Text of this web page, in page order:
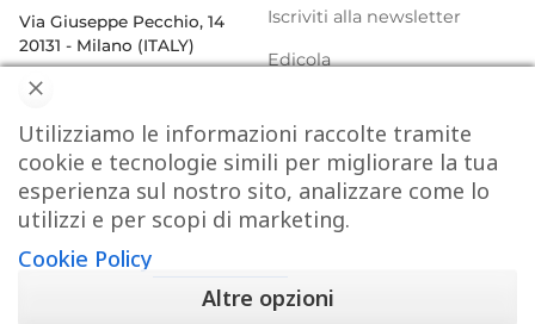
Via Giuseppe Pecchio, 14
20131 - Milano (ITALY)
Iscriviti alla newsletter
Edicola
Policy
NEWS DISTRIBUZIONE
#DIGITALFOOD
Utilizziamo le informazioni raccolte tramite
cookie e tecnologie simili per migliorare la tua
esperienza sul nostro sito, analizzare come lo
utilizzi e per scopi di marketing.
Cookie Policy
Altre opzioni
CHIUDI